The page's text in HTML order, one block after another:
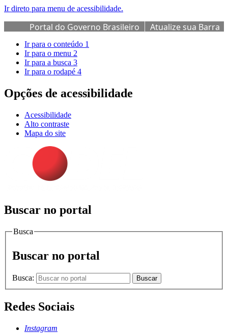
Ir direto para menu de acessibilidade.
Portal do Governo Brasileiro
Atualize sua Barra
de Governo
Ir para o conteúdo 1
Ir para o menu 2
Ir para a busca 3
Ir para o rodapé 4
Opções de acessibilidade
Acessibilidade
Alto contraste
Mapa do site
Buscar no portal
Busca
Buscar no portal
Busca: Buscar
Redes Sociais
Instagram